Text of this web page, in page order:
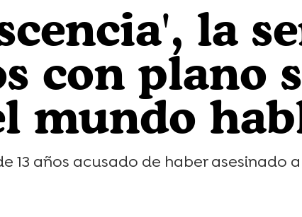
la
con plano
mundo
13 años acusado de haber asesinado